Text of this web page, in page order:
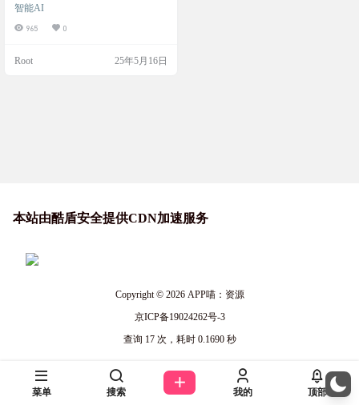
事实核查，学习、研究和头脑风
暴，写作、翻译和语言学习，工作
看AI答案生成器能给你一个什么答
智能AI
965 0
Root 25年5月16日
本站由酷盾安全提供CDN加速服务
Copyright © 2026APP喵：资源
京ICP备19024262号-3
查询 17 次，耗时 0.1690 秒
菜单 搜索 我的 顶部